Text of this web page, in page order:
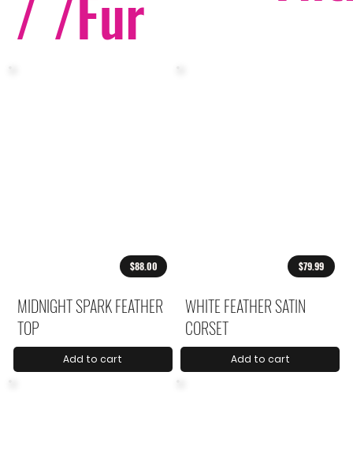
$88.00
MIDNIGHT SPARK FEATHER
TOP
Add to cart
$79.99
WHITE FEATHER SATIN
CORSET
Add to cart